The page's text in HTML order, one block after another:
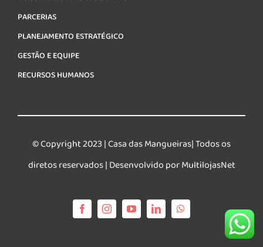
PARCERIAS
PLANEJAMENTO ESTRATÉGICO
GESTÃO E EQUIPE
RECURSOS HUMANOS
© Copyright 2023 | Casa das Mangueiras| Todos os
diretos reservados | Desenvolvido por MultilojasNet